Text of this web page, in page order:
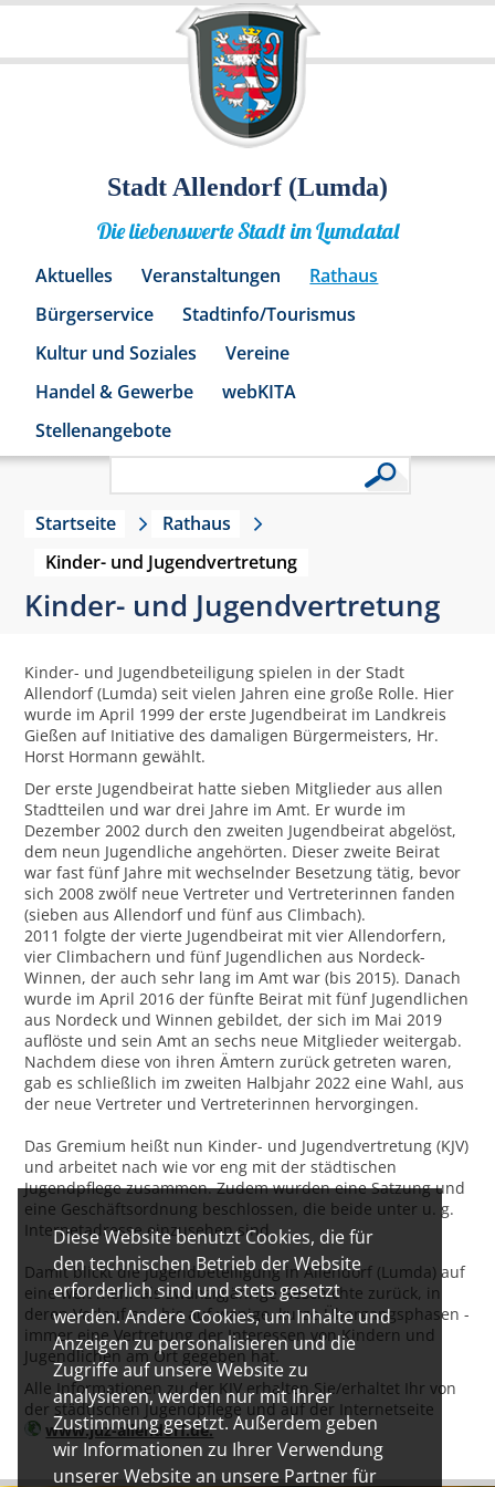
Diese Website benutzt Cookies, die für
den technischen Betrieb der Website
erforderlich sind und stets gesetzt
werden. Andere Cookies, um Inhalte und
Anzeigen zu personalisieren und die
Zugriffe auf unsere Website zu
analysieren, werden nur mit Ihrer
Zustimmung gesetzt. Außerdem geben
wir Informationen zu Ihrer Verwendung
unserer Website an unsere Partner für
Stadt Allendorf (Lumda)
Die liebenswerte Stadt im Lumdatal
Aktuelles Veranstaltungen
Rathaus
Bürgerservice
Stadtinfo/Tourismus
Kultur und Soziales
Vereine
Handel & Gewerbe
webKITA
Stellenangebote
Startseite
Rathaus
Kinder- und Jugendvertretung
Kinder- und Jugendvertretung
Kinder- und Jugendbeteiligung spielen in der Stadt
Allendorf (Lumda) seit vielen Jahren eine große Rolle. Hier
wurde im April 1999 der erste Jugendbeirat im Landkreis
Gießen auf Initiative des damaligen Bürgermeisters, Hr.
Horst Hormann gewählt.
Der erste Jugendbeirat hatte sieben Mitglieder aus allen
Stadtteilen und war drei Jahre im Amt. Er wurde im
Dezember 2002 durch den zweiten Jugendbeirat abgelöst,
dem neun Jugendliche angehörten. Dieser zweite Beirat
war fast fünf Jahre mit wechselnder Besetzung tätig, bevor
sich 2008 zwölf neue Vertreter und Vertreterinnen fanden
(sieben aus Allendorf und fünf aus Climbach).
2011 folgte der vierte Jugendbeirat mit vier Allendorfern,
vier Climbachern und fünf Jugendlichen aus Nordeck-
Winnen, der auch sehr lang im Amt war (bis 2015). Danach
wurde im April 2016 der fünfte Beirat mit fünf Jugendlichen
aus Nordeck und Winnen gebildet, der sich im Mai 2019
auflöste und sein Amt an sechs neue Mitglieder weitergab.
Nachdem diese von ihren Ämtern zurück getreten waren,
gab es schließlich im zweiten Halbjahr 2022 eine Wahl, aus
der neue Vertreter und Vertreterinnen hervorgingen.
Das Gremium heißt nun Kinder- und Jugendvertretung (KJV)
und arbeitet nach wie vor eng mit der städtischen
Jugendpflege zusammen. Zudem wurden eine Satzung und
eine Geschäftsordnung beschlossen, die beide unter u. g.
Internetadresse einzusehen sind.
Damit blickt die Jugendbeteiligung in Allendorf (Lumda) auf
eine weit mehr als zwanzigjährige Geschichte zurück, in
deren Verlauf es - bis auf wenige, kurze Übergangsphasen -
immer eine Vertretung der Interessen von Kindern und
Jugendlichen am Ort gegeben hat.
Alle Informationen zu der KJV erhalten Sie/erhaltet Ihr von
der städtischen Jugendpflege und auf der Internetseite
www.juz-allendorf.de.